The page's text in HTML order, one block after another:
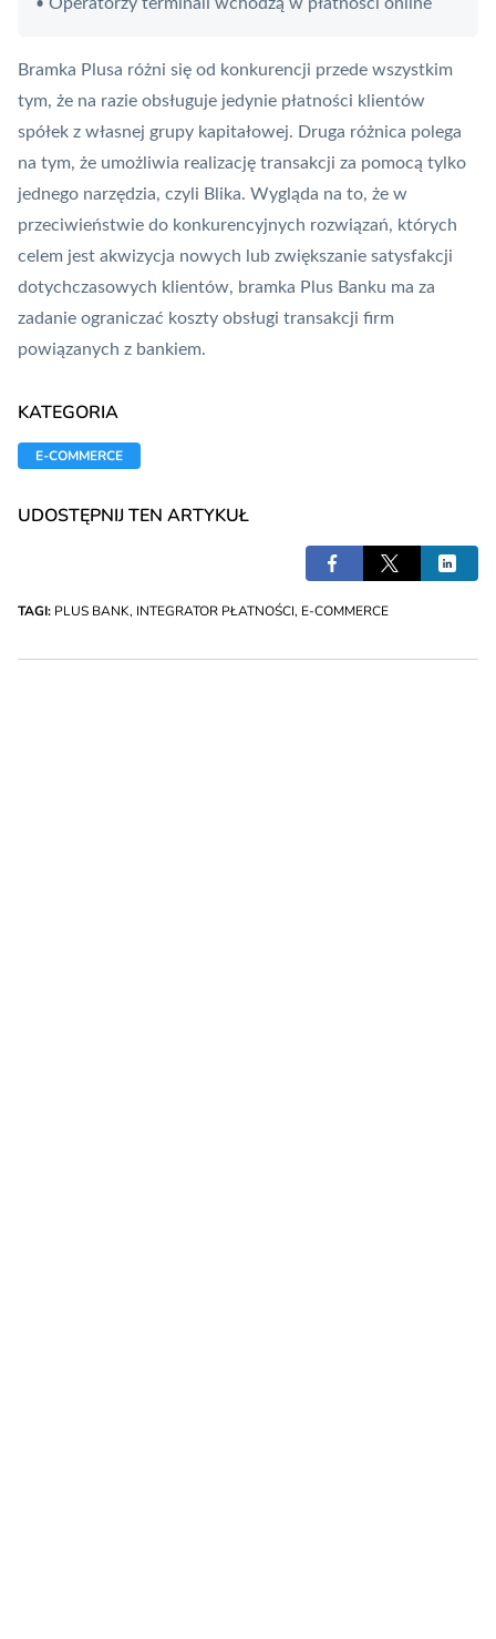
• Operatorzy terminali wchodzą w płatności online
Bramka Plusa różni się od konkurencji przede wszystkim
tym, że na razie obsługuje jedynie płatności klientów
spółek z własnej grupy kapitałowej. Druga różnica polega
na tym, że umożliwia realizację transakcji za pomocą tylko
jednego narzędzia, czyli Blika. Wygląda na to, że w
przeciwieństwie do konkurencyjnych rozwiązań, których
celem jest akwizycja nowych lub zwiększanie satysfakcji
dotychczasowych klientów, bramka Plus Banku ma za
zadanie ograniczać koszty obsługi transakcji firm
powiązanych z bankiem.
KATEGORIA
E-COMMERCE
UDOSTĘPNIJ TEN ARTYKUŁ
TAGI: PLUS BANK, INTEGRATOR PŁATNOŚCI, E-COMMERCE